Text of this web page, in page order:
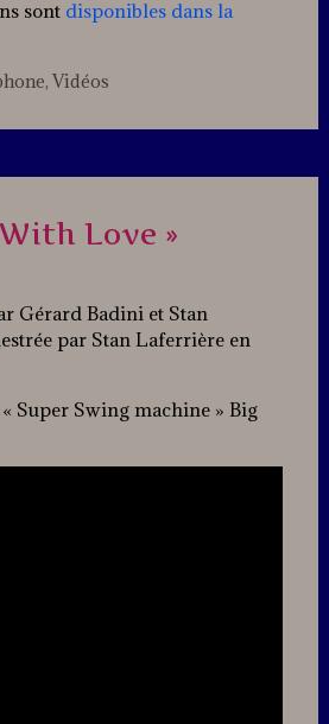
sont disponibles dans la
, Vidéos
a
Love »
Gérard Badini et Stan
par Stan Laferrière en
Super Swing machine » Big